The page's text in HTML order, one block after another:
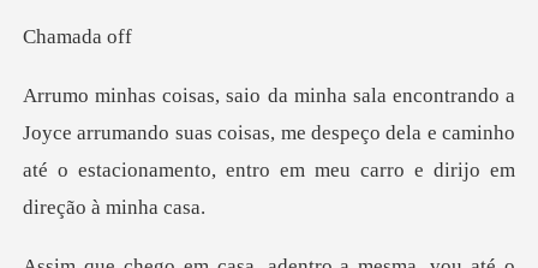
Cham
arrumando suas coisas, me despeço dela e caminho
até o estaci